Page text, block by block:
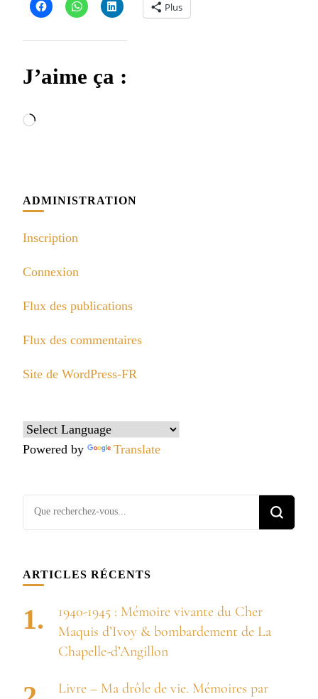
Plus
J’aime ça :
Chargement…
ADMINISTRATION
Inscription
Connexion
Flux des publications
Flux des commentaires
Site de WordPress-FR
Powered by Translate
Vous
recherchiez
ARTICLES RÉCENTS
1940-1945 : Mémoire vivante du Cher
Maquis d’Ivoy & bombardement de La
Chapelle-d’Angillon
Livre – Ma drôle de vie. Mémoires par